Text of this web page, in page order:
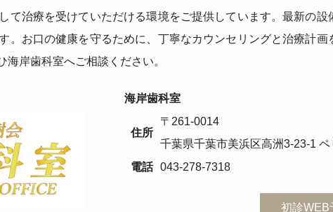
て治療を受けていただける環境をご提供しています。最新の設
。お口の健康を守るために、丁寧なカウンセリングと治療計
岸歯科室へご相談ください。
海岸歯科室
住所
〒261-0014
千葉県千葉市美浜区高洲3-23-1
電話 043-278-7318
初診WEB